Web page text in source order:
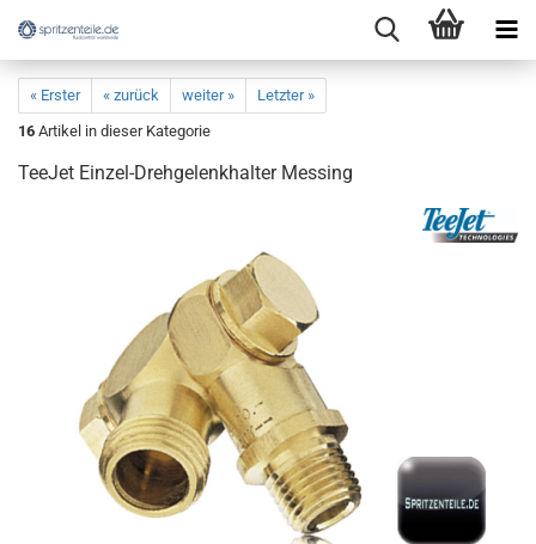
« Erster « zurück weiter »
Letzter »
16 Artikel in dieser Kategorie
TeeJet Einzel-Drehgelenkhalter Messing